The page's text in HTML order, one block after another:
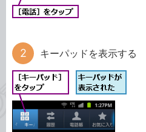
キーパッドを表示する